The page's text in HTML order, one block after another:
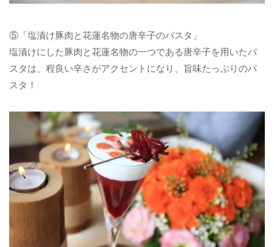
⑤「塩漬け豚肉と花蓮名物の唐辛子のパスタ」
塩漬けにした豚肉と花蓮名物の一つである唐辛子を用いたパ
スタは、程良い辛さがアクセントになり、旨味たっぷりのパ
スタ！